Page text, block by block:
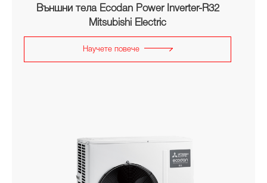
Външни тела Ecodan Power Inverter-R32
Mitsubishi Electric
Научете повече